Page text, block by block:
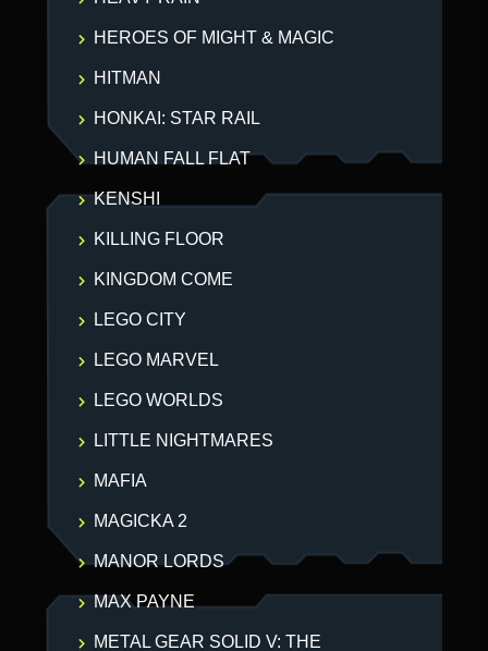
HEROES OF MIGHT & MAGIC
HITMAN
HONKAI: STAR RAIL
HUMAN FALL FLAT
KENSHI
KILLING FLOOR
KINGDOM COME
LEGO CITY
LEGO MARVEL
LEGO WORLDS
LITTLE NIGHTMARES
MAFIA
MAGICKA 2
MANOR LORDS
MAX PAYNE
METAL GEAR SOLID V: THE